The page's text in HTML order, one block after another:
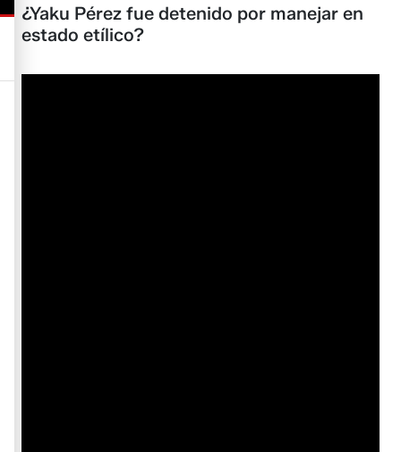
¿Yaku Pérez fue detenido por manejar en
estado etílico?